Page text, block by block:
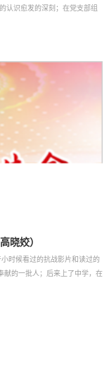
认识愈发的深刻；在党支部组
晓姣）
时候看过的抗战影片和读过的
献的一批人；后来上了中学，在